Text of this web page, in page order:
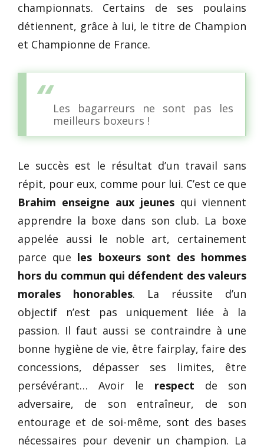
championnats. Certains de ses poulains
détiennent, grâce à lui, le titre de Champion
et Championne de France.
Les bagarreurs ne sont pas les
meilleurs boxeurs !
Le succès est le résultat d’un travail sans
répit, pour eux, comme pour lui. C’est ce que
Brahim enseigne aux jeunes qui viennent
apprendre la boxe dans son club. La boxe
appelée aussi le noble art, certainement
parce que les boxeurs sont des hommes
hors du commun qui défendent des valeurs
morales honorables. La réussite d’un
objectif n’est pas uniquement liée à la
passion. Il faut aussi se contraindre à une
bonne hygiène de vie, être fairplay, faire des
concessions, dépasser ses limites, être
persévérant… Avoir le respect de son
adversaire, de son entraîneur, de son
entourage et de soi-même, sont des bases
nécessaires pour devenir un champion. La